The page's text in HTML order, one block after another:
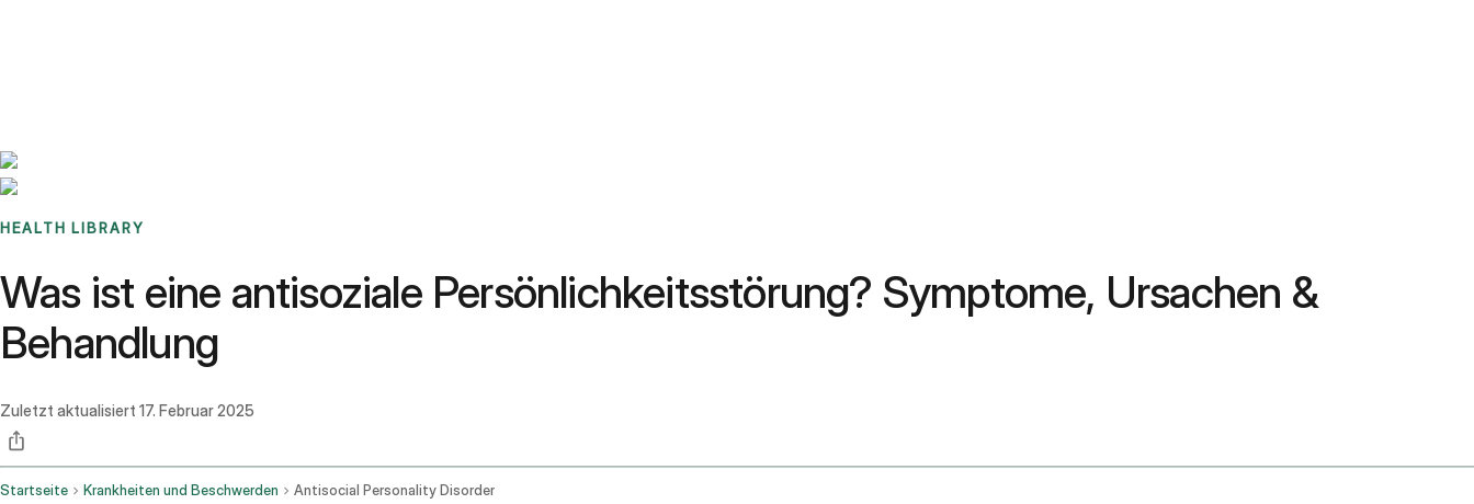
HEALTH LIBRARY
Was ist eine antisoziale Persönlichkeitsstörung? Symptome, Ursachen &
Behandlung
Zuletzt aktualisiert 17. Februar 2025
Startseite Krankheiten und Beschwerden Antisocial Personality Disorder